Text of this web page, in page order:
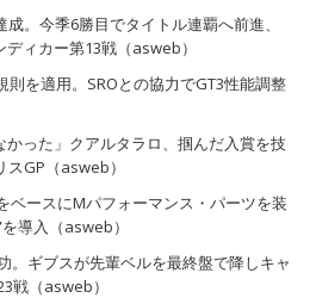
。今季6勝目でタイトル連覇へ前進、
ィカー第13戦（asweb）
則を適用。SROとの協力でGT3性能調整
かった」クアルタラロ、掴んだ入賞を技
GP（asweb）
ベースにMパフォーマンス・パーツを装
導入（asweb）
。ギブスが先輩ベルを最終盤で降しキャ
戦（asweb）